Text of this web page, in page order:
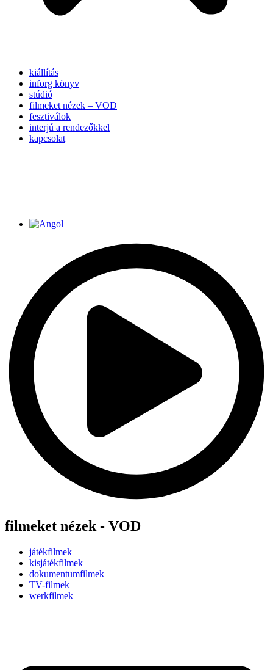
kiállítás
inforg könyv
stúdió
filmeket nézek – VOD
fesztiválok
interjú a rendezőkkel
kapcsolat
filmeket nézek - VOD
játékfilmek
kisjátékfilmek
dokumentumfilmek
TV-filmek
werkfilmek